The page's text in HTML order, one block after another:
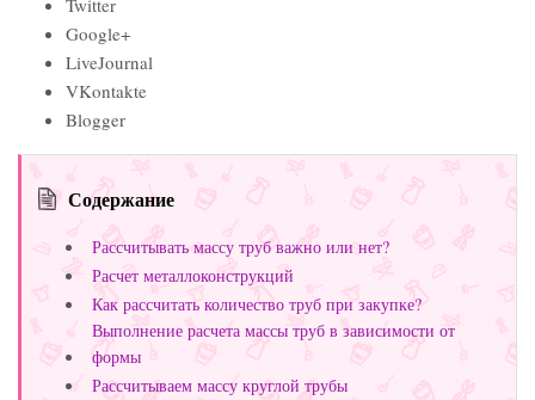
Twitter
Google+
LiveJournal
VKontakte
Blogger
Содержание
Рассчитывать массу труб важно или нет?
Расчет металлоконструкций
Как рассчитать количество труб при закупке?
Выполнение расчета массы труб в зависимости от
формы
Рассчитываем массу круглой трубы